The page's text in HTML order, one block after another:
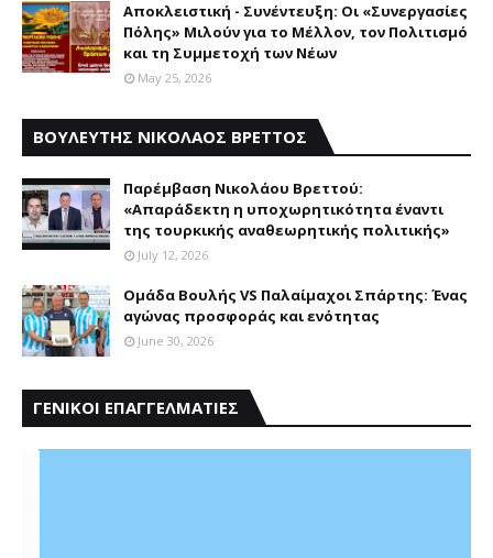
Αποκλειστική - Συνέντευξη: Οι «Συνεργασίες
Πόλης» Μιλούν για το Μέλλον, τον Πολιτισμό
και τη Συμμετοχή των Νέων
May 25, 2026
ΒΟΥΛΕΥΤΗΣ ΝΙΚΟΛΑΟΣ ΒΡΕΤΤΟΣ
Παρέμβαση Nικολάου Bρεττού:
«Aπαράδεκτη η υποχωρητικότητα έναντι
της τουρκικής αναθεωρητικής πολιτικής»
July 12, 2026
Ομάδα Βουλής VS Παλαίμαχοι Σπάρτης: Ένας
αγώνας προσφοράς και ενότητας
June 30, 2026
ΓΕΝΙΚΟΙ ΕΠΑΓΓΕΛΜΑΤΙΕΣ